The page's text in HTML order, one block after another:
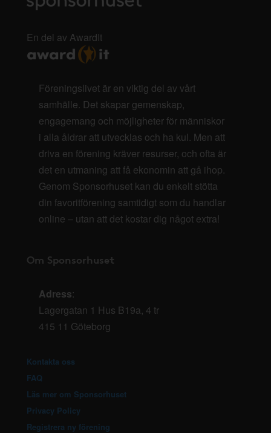
En del av AwardIt
Föreningslivet är en viktig del av vårt
samhälle. Det skapar gemenskap,
engagemang och möjligheter för människor
i alla åldrar att utvecklas och ha kul. Men att
driva en förening kräver resurser, och ofta är
det en utmaning att få ekonomin att gå ihop.
Genom Sponsorhuset kan du enkelt stötta
din favoritförening samtidigt som du handlar
online – utan att det kostar dig något extra!
Om Sponsorhuset
Adress:
Lagergatan 1 Hus B19a, 4 tr
415 11 Göteborg
Kontakta oss
FAQ
Läs mer om Sponsorhuset
Privacy Policy
Registrera ny förening